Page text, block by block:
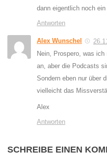
dann eigentlich noch
Antworten
Alex Wunschel
Nein, Prospero, was
an, aber die Podcasts
Sondern eben nur über
vielleicht das
Alex
Antworten
SCHREIBE EINEN